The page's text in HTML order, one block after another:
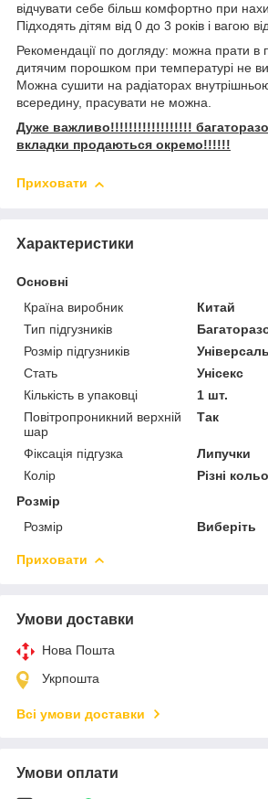
відчувати себе більш комфортно при
Підходять дітям від 0 до 3 років і вагою
Рекомендації по догляду: можна прати в
дитячим порошком при температурі не
Можна сушити на радіаторах
всередину, прасувати не можна.
Дуже важливо!!!!!!!!!!!!!!!!!!
вкладки продаються окремо!!!!!!
Приховати
Характеристики
Основні
Країна виробник
Китай
Тип підгузників
Розмір підгузників
Стать
Унісекс
Кількість в упаковці
1 шт.
Повітропроникний верхній
шар
Так
Фіксація підгузка
Липучки
Колір
Різні
Розмір
Розмір
Виберіть
Приховати
Умови доставки
Нова Пошта
Укрпошта
Всі умови доставки
Умови оплати